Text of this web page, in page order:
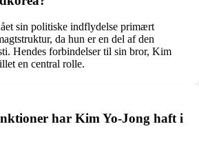
sin politiske indflydelse primært
da hun er en del af den
Hendes forbindelser til sin bror, Kim
en central rolle.
har Kim Yo-Jong haft i